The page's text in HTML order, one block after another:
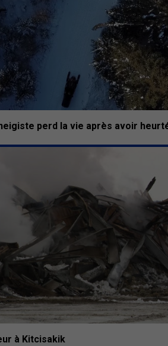
perd la vie après avoir
à Kitcisakik